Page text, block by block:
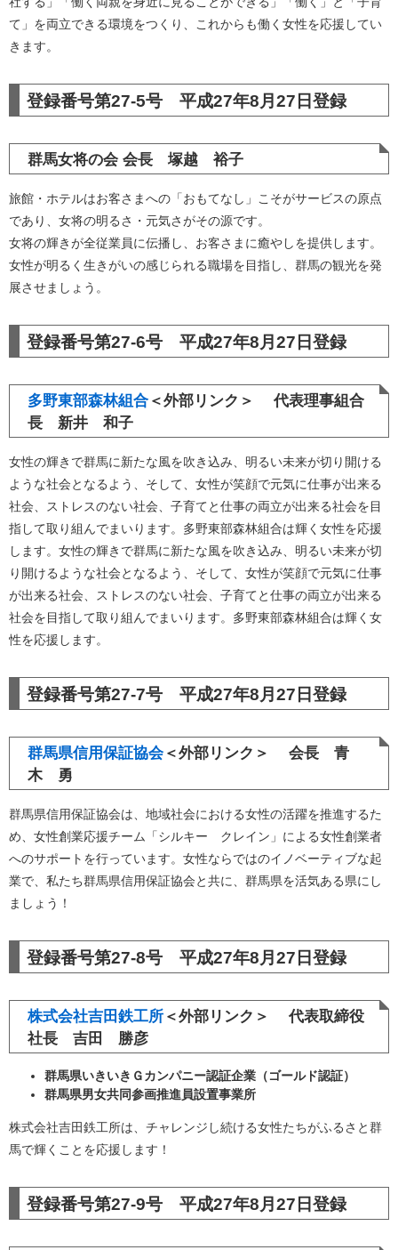
て」を両立できる環境をつくり、これからも働く女性を応援してい
きます。
登録番号第27-5号 平成27年8月27日登録
群馬女将の会 会長 塚越 裕子
旅館・ホテルはお客さまへの「おもてなし」こそがサービスの原点
であり、女将の明るさ・元気さがその源です。
女将の輝きが全従業員に伝播し、お客さまに癒やしを提供します。
女性が明るく生きがいの感じられる職場を目指し、群馬の観光を発
展させましょう。
登録番号第27-6号 平成27年8月27日登録
多野東部森林組合 ＜外部リンク＞
代表理事組合
長 新井 和子
女性の輝きで群馬に新たな風を吹き込み、明るい未来が切り開ける
ような社会となるよう、そして、女性が笑顔で元気に仕事が出来る
社会、ストレスのない社会、子育てと仕事の両立が出来る社会を目
指して取り組んでまいります。多野東部森林組合は輝く女性を応援
します。女性の輝きで群馬に新たな風を吹き込み、明るい未来が切
り開けるような社会となるよう、そして、女性が笑顔で元気に仕事
が出来る社会、ストレスのない社会、子育てと仕事の両立が出来る
社会を目指して取り組んでまいります。多野東部森林組合は輝く女
性を応援します。
登録番号第27-7号 平成27年8月27日登録
群馬県信用保証協会 ＜外部リンク＞
会長 青
木 勇
群馬県信用保証協会は、地域社会における女性の活躍を推進するた
め、女性創業応援チーム「シルキー クレイン」による女性創業者
へのサポートを行っています。女性ならではのイノベーティブな起
業で、私たち群馬県信用保証協会と共に、群馬県を活気ある県にし
ましょう！
登録番号第27-8号 平成27年8月27日登録
株式会社吉田鉄工所 ＜外部リンク＞
代表取締役
社長 吉田 勝彦
群馬県いきいきＧカンパニー認証企業（ゴールド認証）
群馬県男女共同参画推進員設置事業所
株式会社吉田鉄工所は、チャレンジし続ける女性たちがふるさと群
馬で輝くことを応援します！
登録番号第27-9号 平成27年8月27日登録